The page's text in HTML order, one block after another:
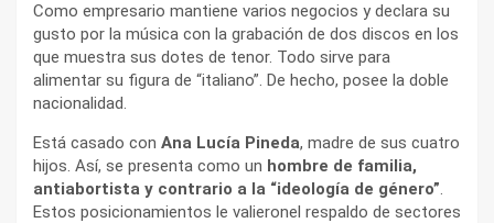
Como empresario mantiene varios negocios y declara su
gusto por la música con la grabación de dos discos en los
que muestra sus dotes de tenor. Todo sirve para
alimentar su figura de “italiano”. De hecho, posee la doble
nacionalidad.
Está casado con Ana Lucía Pineda, madre de sus cuatro
hijos. Así, se presenta como un hombre de familia,
antiabortista y contrario a la “ideología de género”.
Estos posicionamientos le valieronel respaldo de sectores